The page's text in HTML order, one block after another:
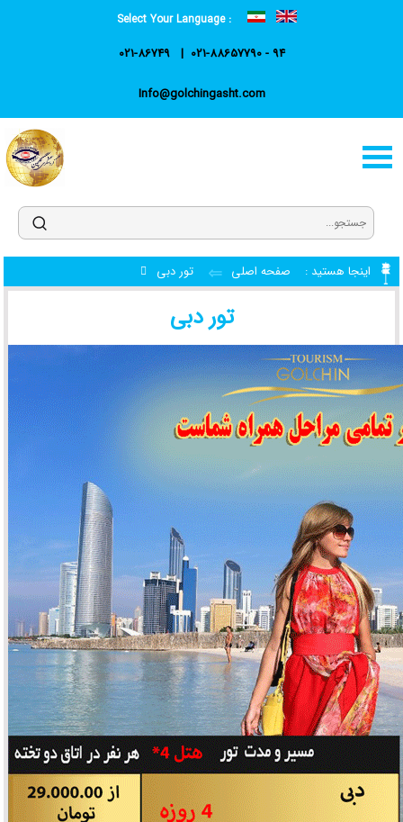
Select Your Language :
021-88657790 - 94
021-86749
Info@golchingasht.com
اینجا هستید : صفحه اصلی تور دبی
تور دبی